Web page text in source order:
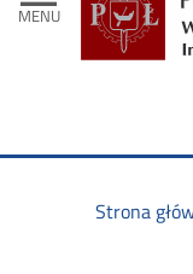
MENU
Strona